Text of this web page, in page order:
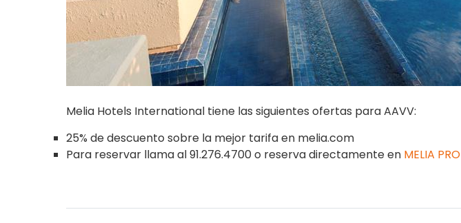
Melia Hotels International tiene las siguientes ofertas para AAVV:
25% de descuento sobre la mejor tarifa en melia.com
Para reservar llama al 91.276.4700 o reserva directamente en MELIA PRO